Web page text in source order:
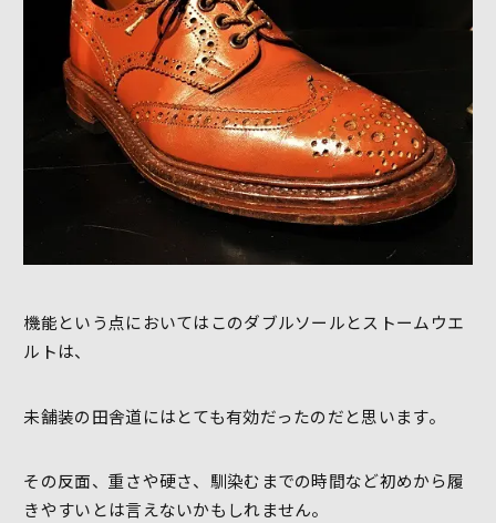
機能という点においてはこのダブルソールとストームウエ
ルトは、
未舗装の田舎道にはとても有効だったのだと思います。
その反面、重さや硬さ、馴染むまでの時間など初めから履
きやすいとは言えないかもしれません。